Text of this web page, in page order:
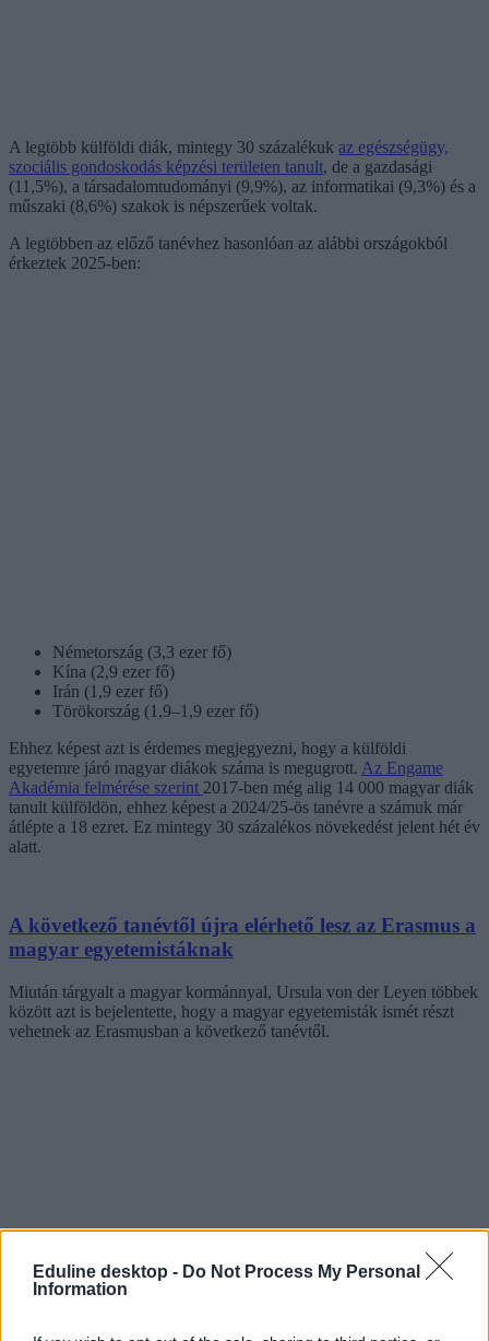
Eduline desktop - Do Not Process My Personal
Information
A legtöbb külföldi diák, mintegy 30 százalékuk az egészségügy,
szociális gondoskodás képzési területen tanult, de a gazdasági
(11,5%), a társadalomtudományi (9,9%), az informatikai (9,3%) és a
műszaki (8,6%) szakok is népszerűek voltak.
A legtöbben az előző tanévhez hasonlóan az alábbi országokból
érkeztek 2025-ben:
Németország (3,3 ezer fő)
Kína (2,9 ezer fő)
Irán (1,9 ezer fő)
Törökország (1,9–1,9 ezer fő)
Ehhez képest azt is érdemes megjegyezni, hogy a külföldi
egyetemre járó magyar diákok száma is megugrott. Az Engame
Akadémia felmérése szerint 2017-ben még alig 14 000 magyar diák
tanult külföldön, ehhez képest a 2024/25-ös tanévre a számuk már
átlépte a 18 ezret. Ez mintegy 30 százalékos növekedést jelent hét év
alatt.
A következő tanévtől újra elérhető lesz az Erasmus a
magyar egyetemistáknak
Miután tárgyalt a magyar kormánnyal, Ursula von der Leyen többek
között azt is bejelentette, hogy a magyar egyetemisták ismét részt
vehetnek az Erasmusban a következő tanévtől.